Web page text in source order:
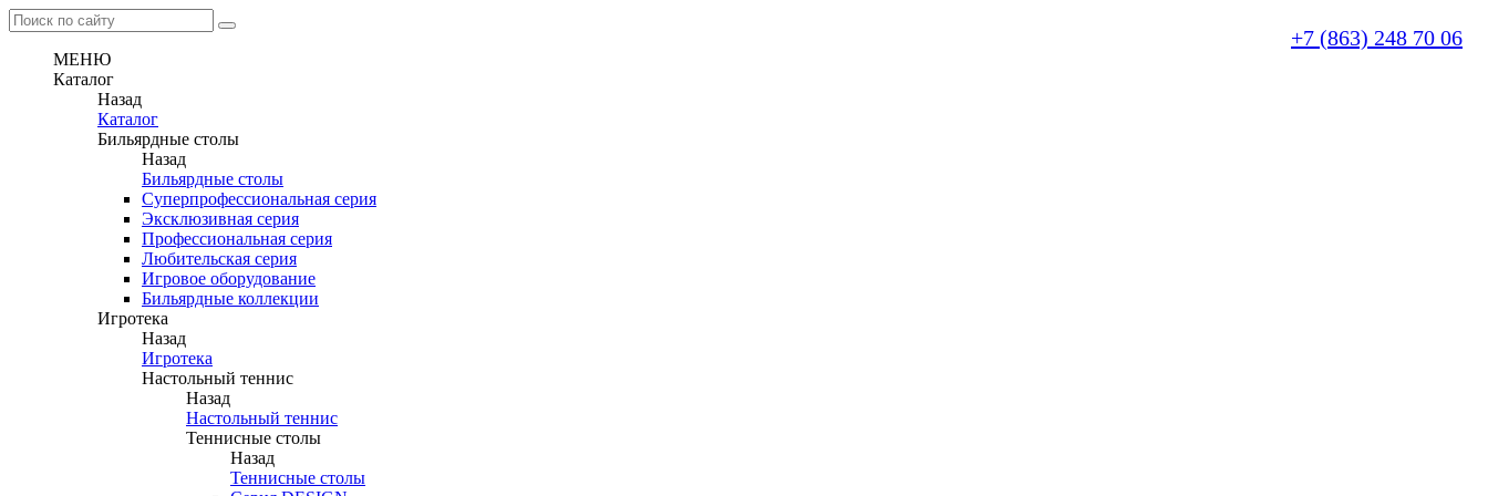
+7 (863) 248 70 06
МЕНЮ
Каталог
Назад
Каталог
Бильярдные столы
Назад
Бильярдные столы
Суперпрофессиональная серия
Эксклюзивная серия
Профессиональная серия
Любительская серия
Игровое оборудование
Бильярдные коллекции
Игротека
Назад
Игротека
Настольный теннис
Назад
Настольный теннис
Теннисные столы
Назад
Теннисные столы